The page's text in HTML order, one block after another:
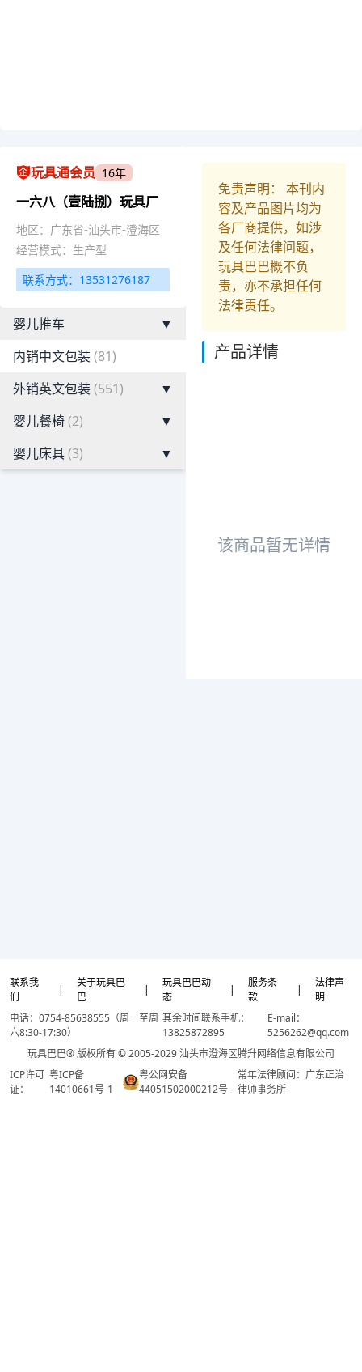
玩具通会员 16年
一六八（壹陆捌）玩具厂
地区：广东省-汕头市-澄海区
经营模式：生产型
联系方式：13531276187
婴儿推车
▼
内销中文包装(81)
外销英文包装(551)
▼
婴儿餐椅(2)
▼
婴儿床具(3) ▼
免责声明： 本刊内
容及产品图片均为
各厂商提供，如涉
及任何法律问题，
玩具巴巴概不负
责，亦不承担任何
法律责任。
产品详情
该商品暂无详情
联系我
们
|
关于玩具巴
巴
|
玩具巴巴动
态
|
服务条
款
|
法律声
明
电话：0754-85638555（周一至周
六8:30-17:30）
其余时间联系手机：
13825872895
E-mail：
5256262@qq.com
玩具巴巴® 版权所有 © 2005-2029 汕头市澄海区腾升网络信息有限公司
ICP许可
证：
粤ICP备
14010661号-1
粤公网安备
44051502000212号
常年法律顾问：广东正治
律师事务所